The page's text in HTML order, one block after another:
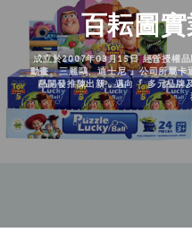
百耘圖
成立於2007年03月15日 經營授權
動畫、三麗鷗、迪士尼 』公司所屬
品開發推陳出新，邁向『 多元品牌